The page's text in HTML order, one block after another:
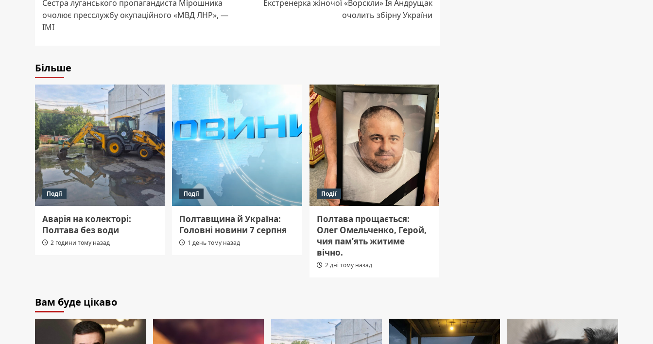
navigation
Сестра луганського пропагандиста Мірошника
очолює пресслужбу окупаційного «МВД ЛНР», —
ІМІ
Екстренерка жіночої «Ворскли» Ія Андрущак
очолить збірну України
Більше
Події
Аварія на колекторі:
Полтава без води
2 години тому назад
Події
Полтавщина й Україна:
Головні новини 7 серпня
1 день тому назад
Події
Полтава прощається:
Олег Омельченко, Герой,
чия пам’ять житиме
вічно.
2 дні тому назад
Вам буде цікаво